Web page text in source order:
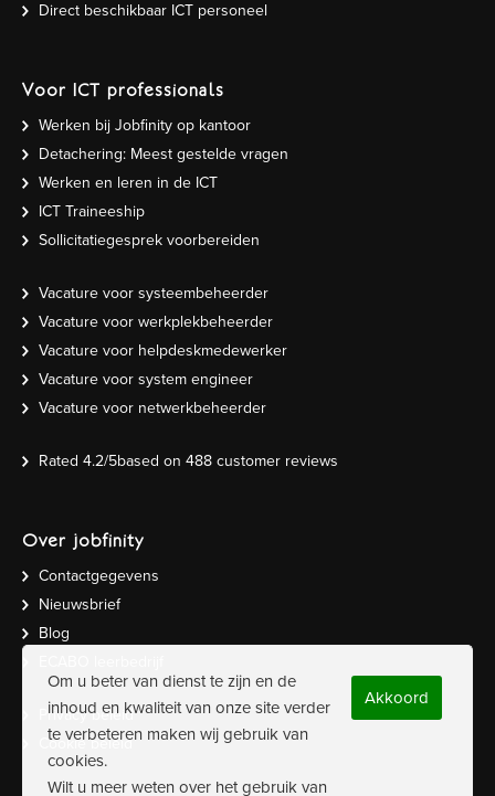
Direct beschikbaar ICT personeel
Voor ICT professionals
Werken bij Jobfinity op kantoor
Detachering: Meest gestelde vragen
Werken en leren in de ICT
ICT Traineeship
Sollicitatiegesprek voorbereiden
Vacature voor systeembeheerder
Vacature voor werkplekbeheerder
Vacature voor helpdeskmedewerker
Vacature voor system engineer
Vacature voor netwerkbeheerder
Rated 4.2/5based on 488 customer reviews
Over jobfinity
Contactgegevens
Nieuwsbrief
Blog
Privacy beleid
Cookie beleid
Om u beter van dienst te zijn en de
inhoud en kwaliteit van onze site verder
te verbeteren maken wij gebruik van
cookies.
Wilt u meer weten over het gebruik van
Akkoord